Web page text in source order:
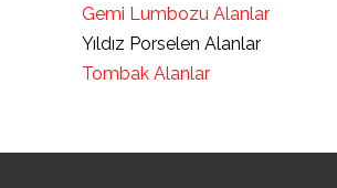
Gemi Lumbozu Alanlar
Yıldız Porselen Alanlar
Tombak Alanlar